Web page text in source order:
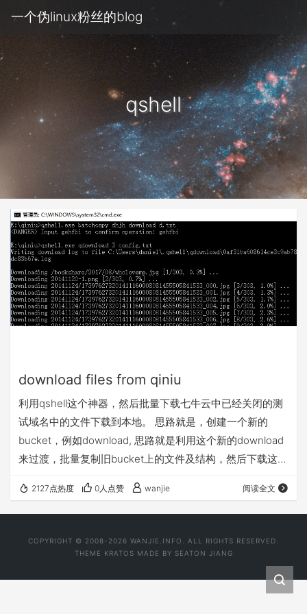
一个伪linux粉丝的blog
qshell
download files from qiniu
利用qshell这个神器，然后批量下载七牛云中已经关闭的测
试域名中的文件下载到本地。 思路就是，创建一个新的
bucket，例如download, 思路就是利用这个新的download
来过渡，批量复制旧bucket上的文件及结构，然后下载这个
2127点热度 0人点赞 wanjie 阅读全文
COPYRIGHT © 2008-2026 WANJIE.INFO. ALL RIGHTS RESERVED.
THEME KRATOS MADE BY SEATON JIANG